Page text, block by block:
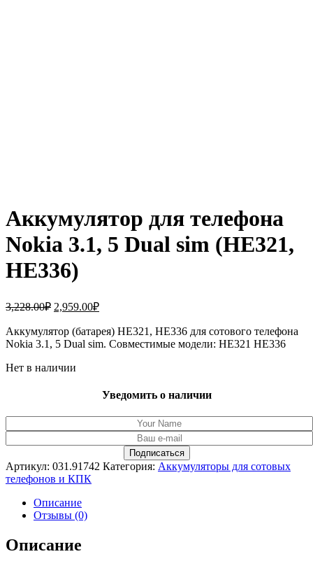
Аккумулятор для телефона
Nokia 3.1, 5 Dual sim (HE321,
HE336)
3,228.00₽ Первоначальная
составляла
3,228.00₽.
2,959.00₽Текущая
2,959.00₽.
Аккумулятор (батарея) HE321, HE336 для сотового телефона
Nokia 3.1, 5 Dual sim. Совместимые модели: HE321 HE336
Нет в наличии
Уведомить о наличии
Артикул: 031.91742 Категория: Аккумуляторы для сотовых
телефонов и КПК
Описание
Отзывы (0)
Описание